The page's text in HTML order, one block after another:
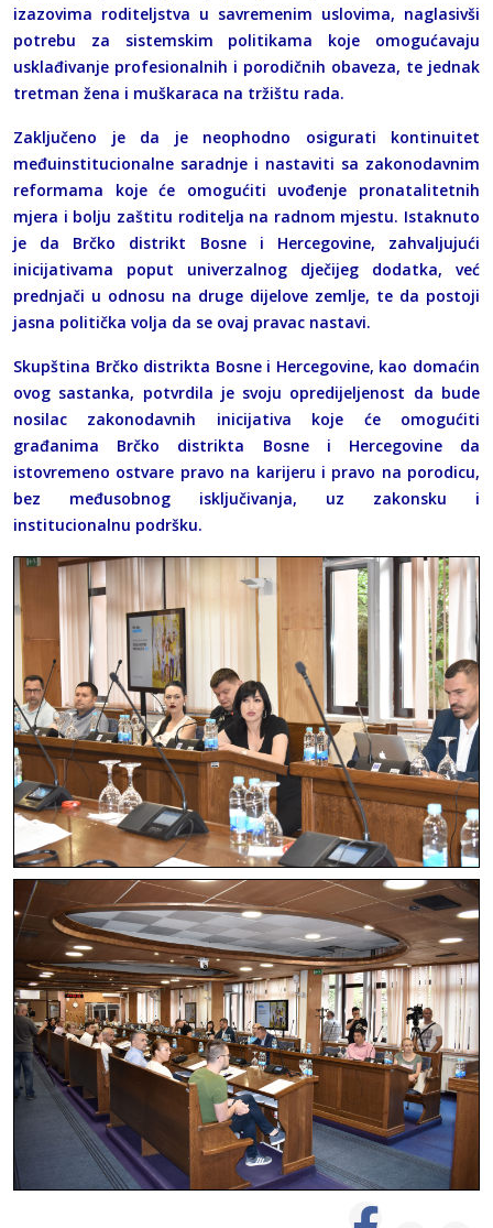
izazovima roditeljstva u savremenim uslovima, naglasivši
potrebu za sistemskim politikama koje omogućavaju
usklađivanje profesionalnih i porodičnih obaveza, te jednak
tretman žena i muškaraca na tržištu rada.
Zaključeno je da je neophodno osigurati kontinuitet
međuinstitucionalne saradnje i nastaviti sa zakonodavnim
reformama koje će omogućiti uvođenje pronatalitetnih
mjera i bolju zaštitu roditelja na radnom mjestu. Istaknuto
je da Brčko distrikt Bosne i Hercegovine, zahvaljujući
inicijativama poput univerzalnog dječijeg dodatka, već
prednjači u odnosu na druge dijelove zemlje, te da postoji
jasna politička volja da se ovaj pravac nastavi.
Skupština Brčko distrikta Bosne i Hercegovine, kao domaćin
ovog sastanka, potvrdila je svoju opredijeljenost da bude
nosilac zakonodavnih inicijativa koje će omogućiti
građanima Brčko distrikta Bosne i Hercegovine da
istovremeno ostvare pravo na karijeru i pravo na porodicu,
bez međusobnog isključivanja, uz zakonsku i
institucionalnu podršku.